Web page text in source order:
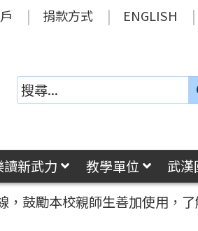
捐款方式 ENGLISH
讀新武力 教學單位 武漢
鼓勵本校親師生善加使用，